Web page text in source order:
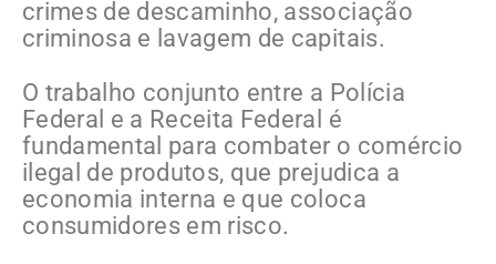
crimes de descaminho, associação
criminosa e lavagem de capitais.
O trabalho conjunto entre a Polícia
Federal e a Receita Federal é
fundamental para combater o comércio
ilegal de produtos, que prejudica a
economia interna e que coloca
consumidores em risco.